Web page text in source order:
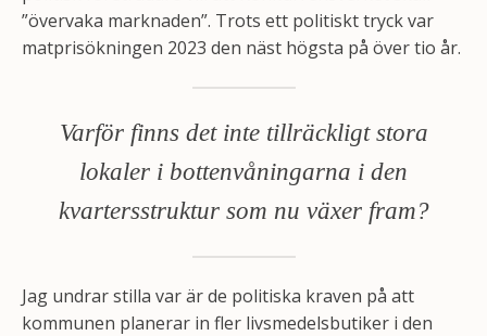
”övervaka marknaden”. Trots ett politiskt tryck var
matprisökningen 2023 den näst högsta på över tio år.
Varför finns det inte tillräckligt stora
lokaler i bottenvåningarna i den
kvartersstruktur som nu växer fram?
Jag undrar stilla var är de politiska kraven på att
kommunen planerar in fler livsmedelsbutiker i den